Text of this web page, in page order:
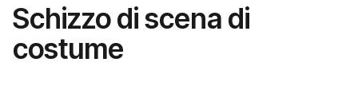
Schizzo di scena di
costume